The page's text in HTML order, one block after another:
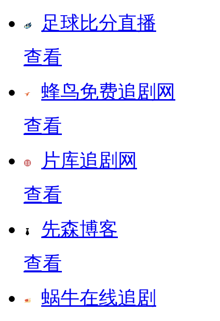
足球比分直播
查看
蜂鸟免费追剧网
查看
片库追剧网
查看
先森博客
查看
蜗牛在线追剧